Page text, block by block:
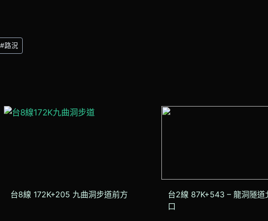
#路況
台8線 172K+205 九曲洞步道前方
台2線 87K+543 – 龍洞隧道
口